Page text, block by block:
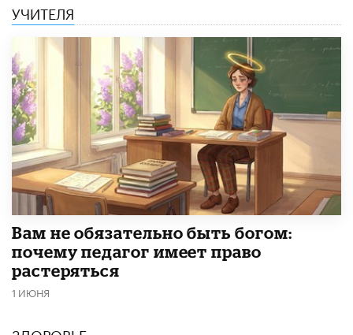
УЧИТЕЛЯ
​Вам не обязательно быть богом:
почему педагог имеет право
растеряться
1 ИЮНЯ